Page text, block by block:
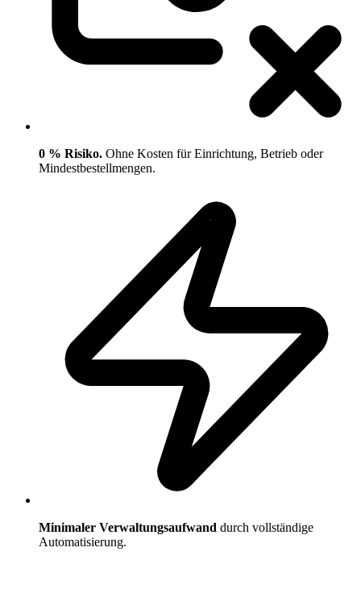
0 % Risiko. Ohne Kosten für Einrichtung, Betrieb oder
Mindestbestellmengen.
Minimaler Verwaltungsaufwand durch vollständige
Automatisierung.